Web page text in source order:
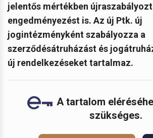
jelentős mértékben
engedményezést is. Az új Ptk. új
jogintézményként szabályozza a
szerződésátruházást és
új rendelkezéseket tartalmaz.
A tartalom
szükséges.